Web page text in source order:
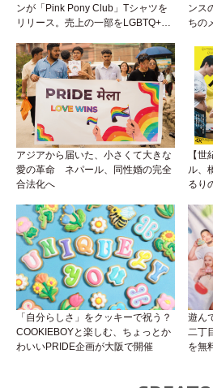
ンが「Pink Pony Club」Tシャツを
リリース。売上の一部をLGBTQ+＆
ジェクトへ寄付
ンス
ちの
来！
アジアから届いた、小さくて大きな
愛の革命 ネパール、同性婚の完全
合法化へ
【
ル、
るり
てい
「自分らしさ」をクッキーで祝う？
COOKIEBOYと楽しむ、ちょっとか
わいいPRIDE企画が大阪で開催
遊ん
二丁
を無